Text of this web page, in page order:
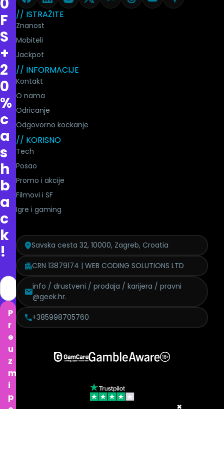
×
F
S
+
2
0
%
c
a
s
h
b
a
c
k
!
P
r
e
u
z
m
i
p
o
// ISTRAŽITE
Znanost
Mobiteli
Jackpot
// INFORMACIJE
Kontakt
O nama
Odricanje
Odgovorno kockanje
// KORISNO
Tech
Posao
Promo i akcije
Filmovi i SF
Igre i gaming
Savska cesta 32, 10000, Zagreb, Croatia
CRN 13879174 | WEB CODING SOLUTIONS LTD
info / drustveni / prodaja / karijera / pravni
@geek.hr.
+385998705760